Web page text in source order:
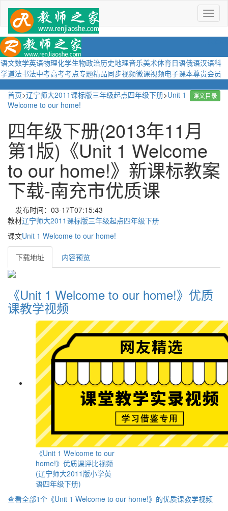
菜
单
语文数学英语物理化学生物政治历史地理音乐美术体育日语俄语汉语科
学道法书法中考高考考点专题精品同步视频微课视频电子课本尊贵会员
课文目录
首页>辽宁师大2011课标版三年级起点四年级下册>Unit 1
Welcome to our home!
四年级下册(2013年11月
第1版)《Unit 1 Welcome
to our home!》新课标教案
下载-南充市优质课
发布时间：03-17T07:15:43
教材辽宁师大2011课标版三年级起点四年级下册
课文Unit 1 Welcome to our home!
下载地址 内容预览
《Unit 1 Welcome to our home!》优质
课教学视频
《Unit 1 Welcome to our
home!》优质课评比视频
(辽宁师大2011版小学英
语四年级下册)
查看全部1个《Unit 1 Welcome to our home!》的优质课教学视频